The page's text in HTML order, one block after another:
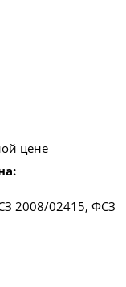
цене
2008/02415, ФСЗ